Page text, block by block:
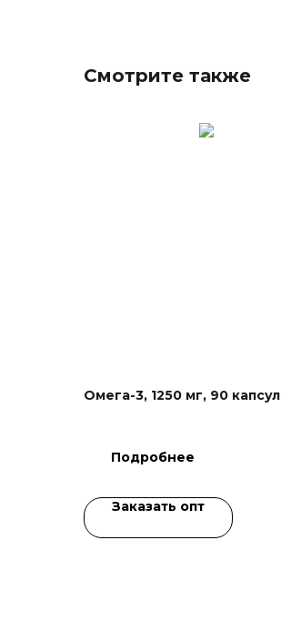
Смотрите также
Омега-3, 1250 мг, 90 капсул
Подробнее
Заказать опт